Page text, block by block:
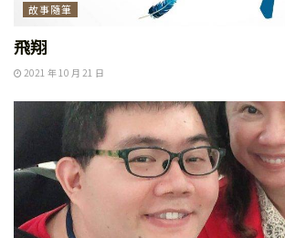
故事隨筆
飛翔
2021 年 10 月 21 日